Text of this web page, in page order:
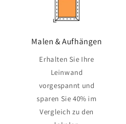
Malen & Aufhängen
Erhalten Sie Ihre
Leinwand
vorgespannt und
sparen Sie 40% im
Vergleich zu den